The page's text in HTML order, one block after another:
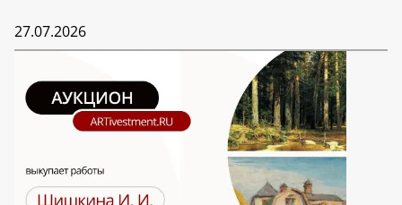
27.07.2026